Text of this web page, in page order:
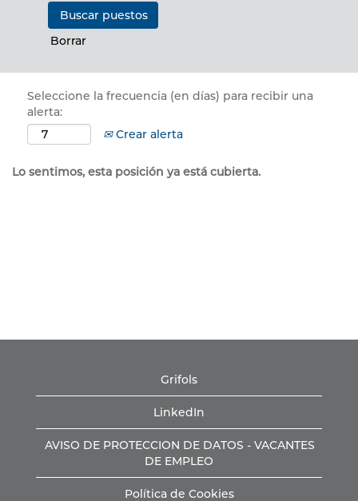
Borrar
Seleccione la frecuencia (en días) para recibir una
alerta:
Crear alerta
Lo sentimos, esta posición ya está cubierta.
Grifols
LinkedIn
AVISO DE PROTECCION DE DATOS - VACANTES
DE EMPLEO
Política de Cookies